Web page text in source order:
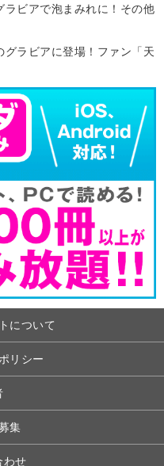
ビアで泡まみれに！その他
ラビアに登場！ファン「天
について
リシー
集
わせ